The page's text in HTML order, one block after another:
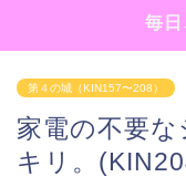
毎
第４の城（KIN157〜208）
家電の不要
キリ。